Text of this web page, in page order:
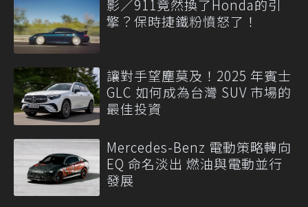
影／911竟然換了Honda的引
擎？保時捷鐵粉憤怒了！
讓對手望塵莫及！2025 年賓士
GLC 如何成為台灣 SUV 市場的
最佳投資
Mercedes-Benz 電動策略轉向
EQ 命名淡出 燃油與電動並行
發展